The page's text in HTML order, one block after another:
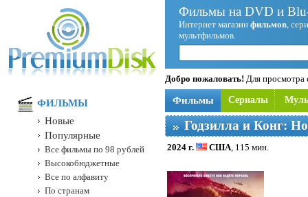
Фильмы на DVD и
Интернет магазин фильмов,
мультфильмов.
Добро пожаловать! Для просмотра
Фильмы Сериалы
Годзилла и Конг:
2024 г. США, 115 мин.
ФИЛЬМЫ
Новые
Популярные
Все фильмы по 98 рублей
Высокобюджетные
Все по алфавиту
По странам